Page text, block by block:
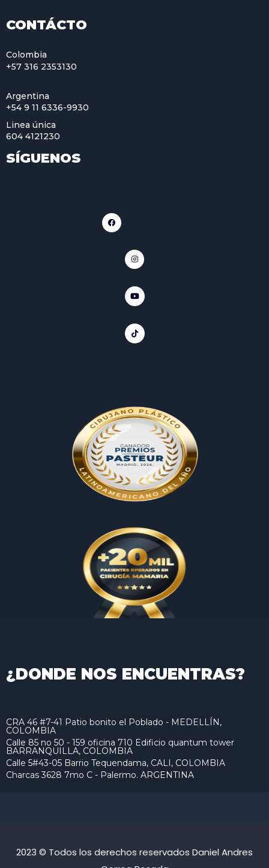
CONTÁCTO
Colombia
+57 316 2353130
Argentina
+54 9 11 6336-9930
Linea única
604 4121230
SÍGUENOS
¿DONDE NOS ENCUENTRAS?
CRA 46 #7-41 Patio bonito el Poblado - MEDELLÍN,
COLOMBIA
Calle 85 no 50 - 159 oficina 710 Edificio quantum tower
BARRANQUILLA, COLOMBIA
Calle 5#43-05 Barrio Tequendama, CALI, COLOMBIA
Charcas 3628 7mo C - Palermo. ARGENTINA
2023 © Todos los derechos reservados Daniel Andres